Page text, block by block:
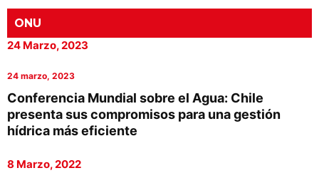
Minería Superficie
Proveedores
Canal Digital
Columnas de Opinión
ONU
24 Marzo, 2023
24 marzo, 2023
Conferencia Mundial sobre el Agua: Chile
presenta sus compromisos para una gestión
hídrica más eficiente
8 Marzo, 2022